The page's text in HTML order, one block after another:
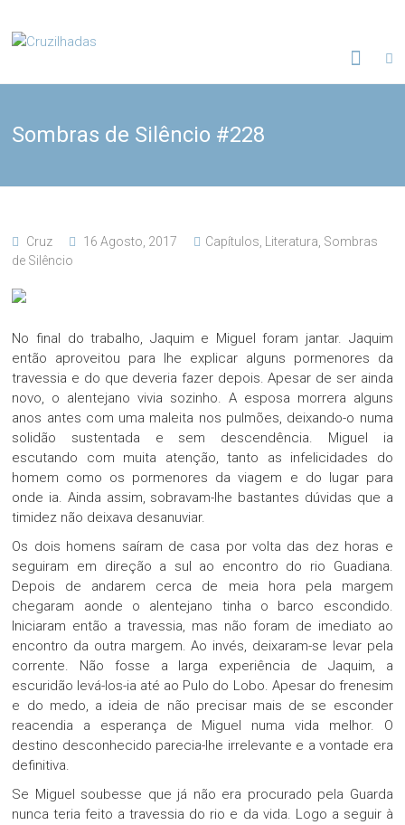
content
Cruzilhadas
Sombras de Silêncio #228
Cruz 16 Agosto, 2017 Capítulos Literatura Sombras
de Silêncio
No final do trabalho, Jaquim e Miguel foram jantar. Jaquim
então aproveitou para lhe explicar alguns pormenores da
travessia e do que deveria fazer depois. Apesar de ser ainda
novo, o alentejano vivia sozinho. A esposa morrera alguns
anos antes com uma maleita nos pulmões, deixando-o numa
solidão sustentada e sem descendência. Miguel ia
escutando com muita atenção, tanto as infelicidades do
homem como os pormenores da viagem e do lugar para
onde ia. Ainda assim, sobravam-lhe bastantes dúvidas que a
timidez não deixava desanuviar.
Os dois homens saíram de casa por volta das dez horas e
seguiram em direção a sul ao encontro do rio Guadiana.
Depois de andarem cerca de meia hora pela margem
chegaram aonde o alentejano tinha o barco escondido.
Iniciaram então a travessia, mas não foram de imediato ao
encontro da outra margem. Ao invés, deixaram-se levar pela
corrente. Não fosse a larga experiência de Jaquim, a
escuridão levá-los-ia até ao Pulo do Lobo. Apesar do frenesim
e do medo, a ideia de não precisar mais de se esconder
reacendia a esperança de Miguel numa vida melhor. O
destino desconhecido parecia-lhe irrelevante e a vontade era
definitiva.
Se Miguel soubesse que já não era procurado pela Guarda
nunca teria feito a travessia do rio e da vida. Logo a seguir à